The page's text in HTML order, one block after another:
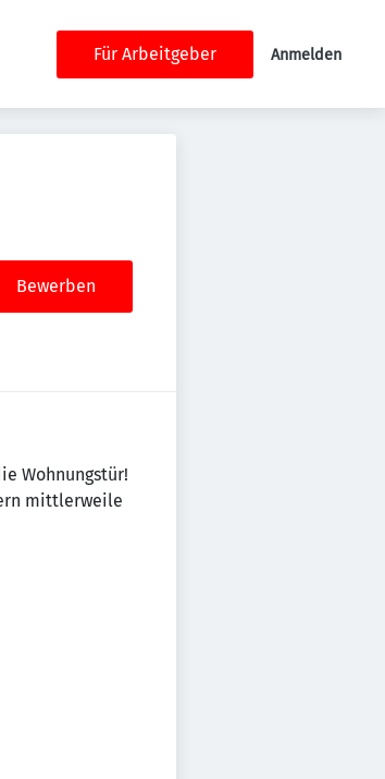
Für Arbeitgeber Anmelden
Bewerben
Wohnungstür!
mittlerweile